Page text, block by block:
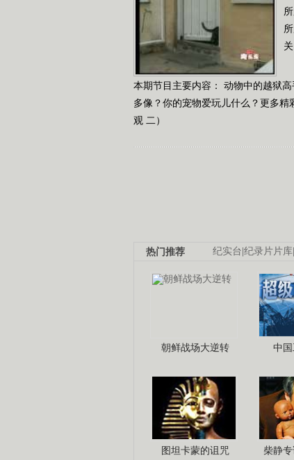
本期节目主要内容： 动物中的越狱
多像？你的宠物爱玩儿什么？更多
观 二）
纪实台|纪录片片库|
热门推荐
朝鲜战场大逆转 中
图坦卡蒙的诅咒 柴静